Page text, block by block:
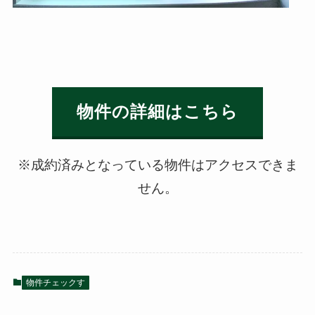
物件の詳細はこちら
※成約済みとなっている物件はアクセスできま
せん。
物件チェックす